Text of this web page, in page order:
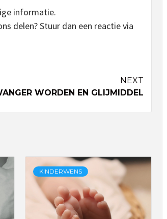
informatie.
delen? Stuur dan een reactie via
NEXT
WORDEN EN GLIJMIDDEL
KINDERWENS